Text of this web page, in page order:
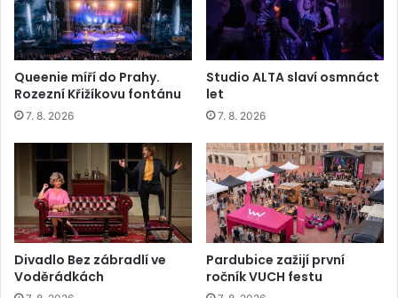
Queenie míří do Prahy.
Rozezní Křižíkovu fontánu
7. 8. 2026
Studio ALTA slaví osmnáct
let
7. 8. 2026
Divadlo Bez zábradlí ve
Voděrádkách
Pardubice zažijí první
ročník VUCH festu